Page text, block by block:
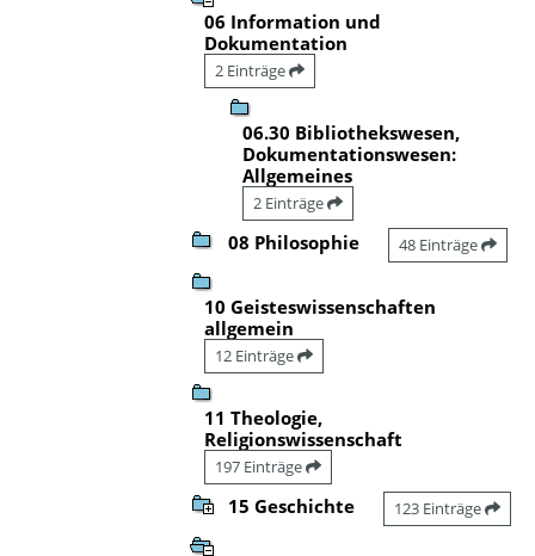
06 Information und
Dokumentation
2 Einträge
06.30 Bibliothekswesen,
Dokumentationswesen:
Allgemeines
2 Einträge
08 Philosophie 48 Einträge
10 Geisteswissenschaften
allgemein
12 Einträge
11 Theologie,
Religionswissenschaft
197 Einträge
15 Geschichte 123 Einträge